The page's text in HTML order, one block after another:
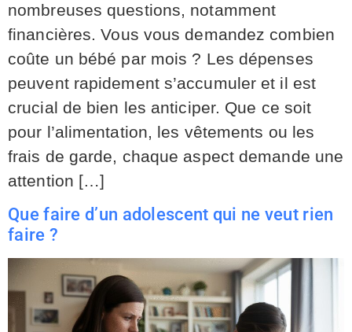
nombreuses questions, notamment
financières. Vous vous demandez combien
coûte un bébé par mois ? Les dépenses
peuvent rapidement s’accumuler et il est
crucial de bien les anticiper. Que ce soit
pour l’alimentation, les vêtements ou les
frais de garde, chaque aspect demande une
attention […]
Que faire d’un adolescent qui ne veut rien
faire ?